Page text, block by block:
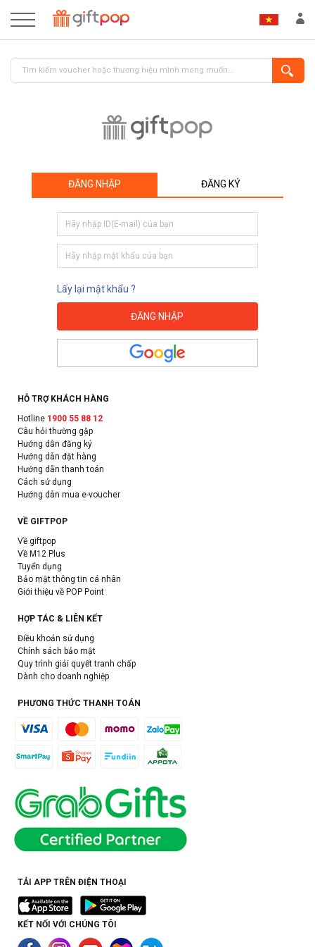
ĐĂNG NHẬP ĐĂNG KÝ
Lấy lại mật khẩu ?
HỖ TRỢ KHÁCH HÀNG
Hotline 1900 55 88 12
Câu hỏi thường gặp
Hướng dẫn đăng ký
Hướng dẫn đặt hàng
Hướng dẫn thanh toán
Cách sử dụng
Hướng dẫn mua e-voucher
VỀ GIFTPOP
Về giftpop
Về M12 Plus
Tuyển dụng
Bảo mật thông tin cá nhân
Giới thiệu về POP Point
HỢP TÁC & LIÊN KẾT
Điều khoản sử dụng
Chính sách bảo mật
Quy trình giải quyết tranh chấp
Dành cho doanh nghiệp
PHƯƠNG THỨC THANH TOÁN
TẢI APP TRÊN ĐIỆN THOẠI
KẾT NỐI VỚI CHÚNG TÔI